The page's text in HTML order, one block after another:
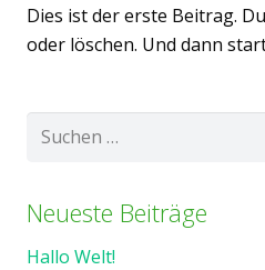
Dies ist der erste Beitrag.
oder löschen. Und dann
Suchen
Neueste Beiträge
Hallo Welt!